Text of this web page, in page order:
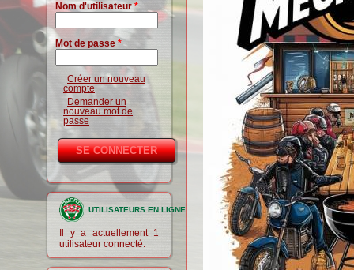
Nom d'utilisateur*
Mot de passe *
Créer un nouveau
compte
Demander un
nouveau mot de
passe
UTILISATEURS EN LIGNE
Il y a actuellement 1
utilisateur connecté.